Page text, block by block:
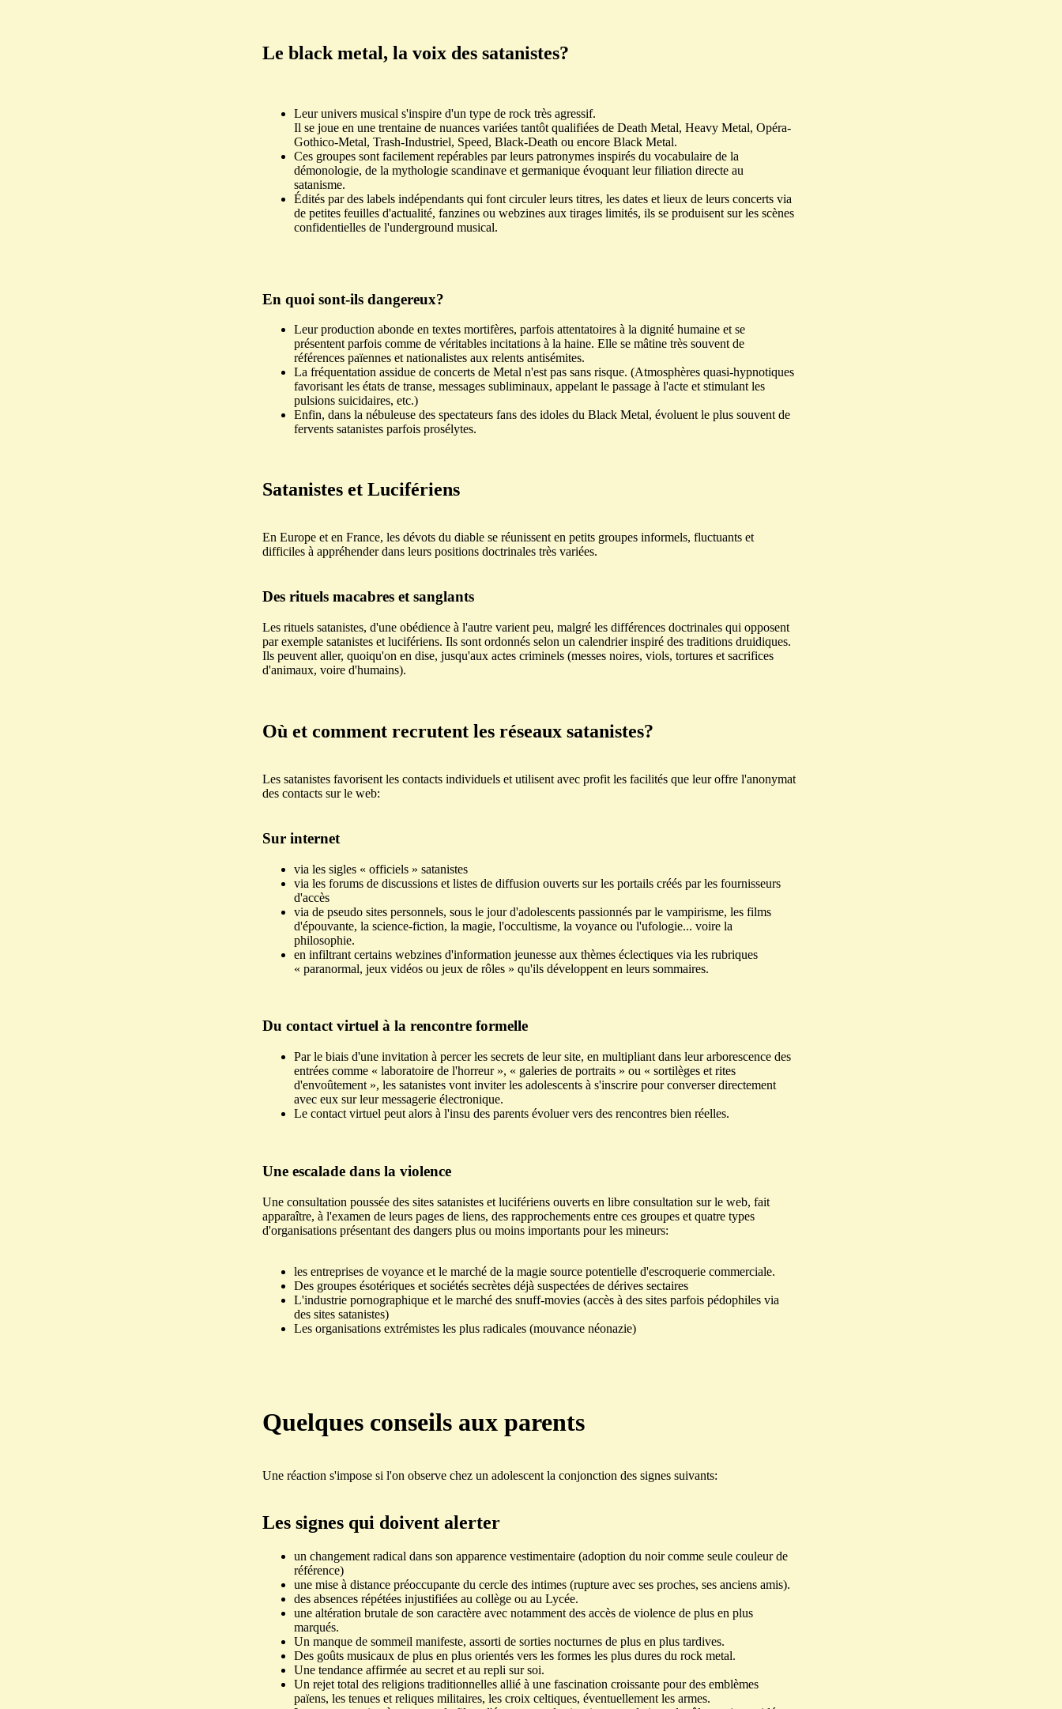
Le black metal, la voix des satanistes?
Leur univers musical s'inspire d'un type de rock très agressif.
Il se joue en une trentaine de nuances variées tantôt qualifiées de Death Metal, Heavy Metal, Opéra-
Gothico-Metal, Trash-Industriel, Speed, Black-Death ou encore Black Metal.
Ces groupes sont facilement repérables par leurs patronymes inspirés du vocabulaire de la
démonologie, de la mythologie scandinave et germanique évoquant leur filiation directe au
satanisme.
Édités par des labels indépendants qui font circuler leurs titres, les dates et lieux de leurs concerts via
de petites feuilles d'actualité, fanzines ou webzines aux tirages limités, ils se produisent sur les scènes
confidentielles de l'underground musical.
En quoi sont-ils dangereux?
Leur production abonde en textes mortifères, parfois attentatoires à la dignité humaine et se
présentent parfois comme de véritables incitations à la haine. Elle se mâtine très souvent de
références païennes et nationalistes aux relents antisémites.
La fréquentation assidue de concerts de Metal n'est pas sans risque. (Atmosphères quasi-hypnotiques
favorisant les états de transe, messages subliminaux, appelant le passage à l'acte et stimulant les
pulsions suicidaires, etc.)
Enfin, dans la nébuleuse des spectateurs fans des idoles du Black Metal, évoluent le plus souvent de
fervents satanistes parfois prosélytes.
Satanistes et Lucifériens
En Europe et en France, les dévots du diable se réunissent en petits groupes informels, fluctuants et
difficiles à appréhender dans leurs positions doctrinales très variées.
Des rituels macabres et sanglants
Les rituels satanistes, d'une obédience à l'autre varient peu, malgré les différences doctrinales qui opposent
par exemple satanistes et lucifériens. Ils sont ordonnés selon un calendrier inspiré des traditions druidiques.
Ils peuvent aller, quoiqu'on en dise, jusqu'aux actes criminels (messes noires, viols, tortures et sacrifices
d'animaux, voire d'humains).
Où et comment recrutent les réseaux satanistes?
Les satanistes favorisent les contacts individuels et utilisent avec profit les facilités que leur offre l'anonymat
des contacts sur le web:
Sur internet
via les sigles « officiels » satanistes
via les forums de discussions et listes de diffusion ouverts sur les portails créés par les fournisseurs
d'accès
via de pseudo sites personnels, sous le jour d'adolescents passionnés par le vampirisme, les films
d'épouvante, la science-fiction, la magie, l'occultisme, la voyance ou l'ufologie... voire la
philosophie.
en infiltrant certains webzines d'information jeunesse aux thèmes éclectiques via les rubriques
« paranormal, jeux vidéos ou jeux de rôles » qu'ils développent en leurs sommaires.
Du contact virtuel à la rencontre formelle
Par le biais d'une invitation à percer les secrets de leur site, en multipliant dans leur arborescence des
entrées comme « laboratoire de l'horreur », « galeries de portraits » ou « sortilèges et rites
d'envoûtement », les satanistes vont inviter les adolescents à s'inscrire pour converser directement
avec eux sur leur messagerie électronique.
Le contact virtuel peut alors à l'insu des parents évoluer vers des rencontres bien réelles.
Une escalade dans la violence
Une consultation poussée des sites satanistes et lucifériens ouverts en libre consultation sur le web, fait
apparaître, à l'examen de leurs pages de liens, des rapprochements entre ces groupes et quatre types
d'organisations présentant des dangers plus ou moins importants pour les mineurs:
les entreprises de voyance et le marché de la magie source potentielle d'escroquerie commerciale.
Des groupes ésotériques et sociétés secrètes déjà suspectées de dérives sectaires
L'industrie pornographique et le marché des snuff-movies (accès à des sites parfois pédophiles via
des sites satanistes)
Les organisations extrémistes les plus radicales (mouvance néonazie)
Quelques conseils aux parents
Une réaction s'impose si l'on observe chez un adolescent la conjonction des signes suivants:
Les signes qui doivent alerter
un changement radical dans son apparence vestimentaire (adoption du noir comme seule couleur de
référence)
une mise à distance préoccupante du cercle des intimes (rupture avec ses proches, ses anciens amis).
des absences répétées injustifiées au collège ou au Lycée.
une altération brutale de son caractère avec notamment des accès de violence de plus en plus
marqués.
Un manque de sommeil manifeste, assorti de sorties nocturnes de plus en plus tardives.
Des goûts musicaux de plus en plus orientés vers les formes les plus dures du rock metal.
Une tendance affirmée au secret et au repli sur soi.
Un rejet total des religions traditionnelles allié à une fascination croissante pour des emblèmes
païens, les tenues et reliques militaires, les croix celtiques, éventuellement les armes.